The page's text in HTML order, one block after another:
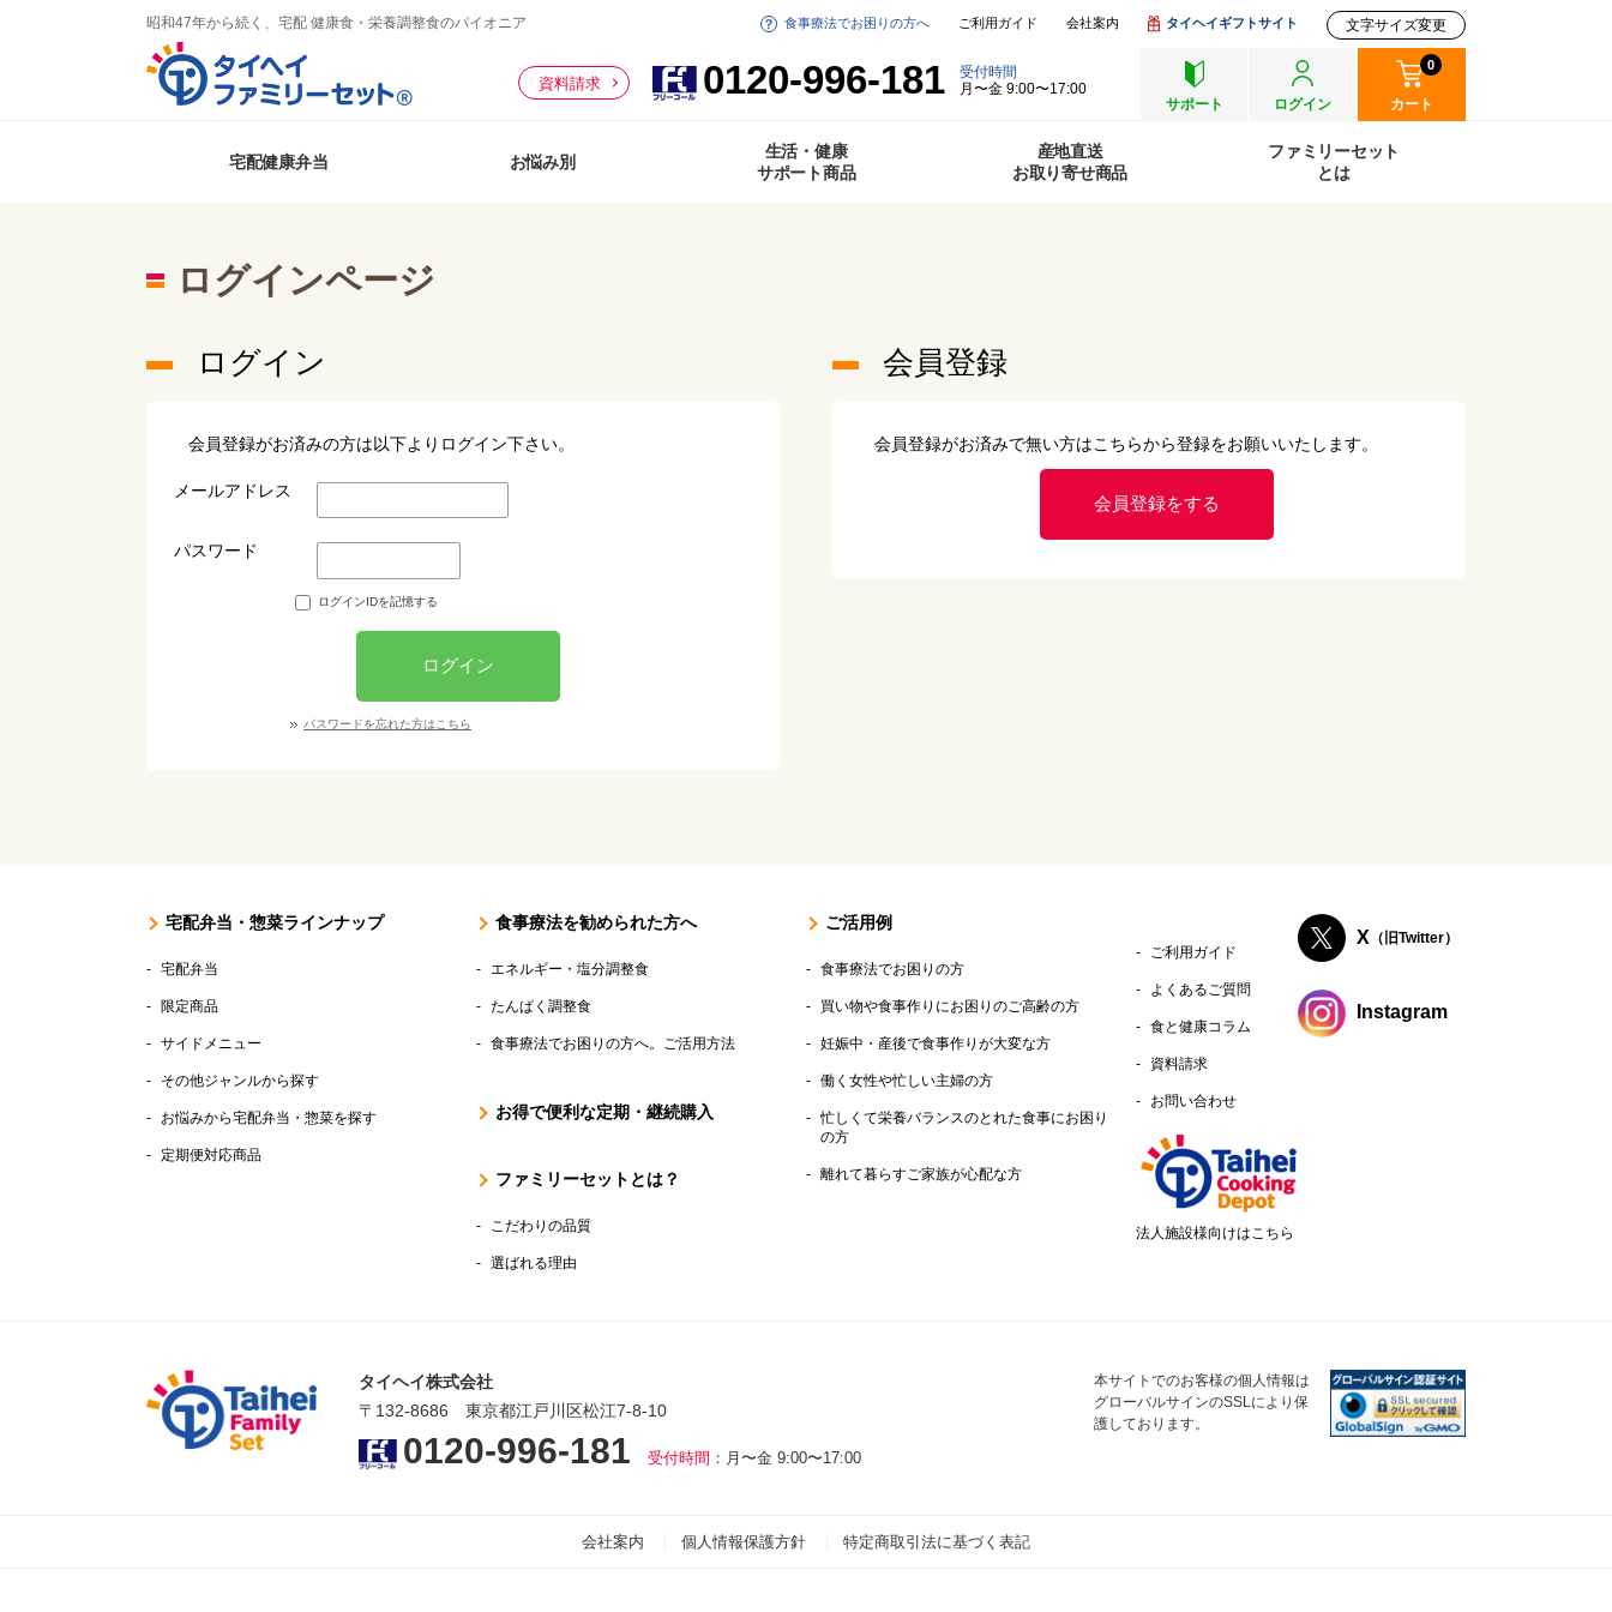
昭和47年から続く、宅配 健康食・栄養調整食のパイオニア
資料請求 0120-996-181
受付時間
月〜金 9:00〜17:00
サポート
ログイン カート
0
食事療法でお困りの方へ ご利用ガイド 会社案内 タイヘイギフトサイト 文字サイズ変更
宅配健康弁当 お悩み別
生活・健康
サポート商品
産地直送
お取り寄せ商品
ファミリーセット
とは
ログインページ
ログイン
会員登録がお済みの方は以下よりログイン下さい。
メールアドレス
パスワード
ログインIDを記憶する
ログイン
パスワードを忘れた方はこちら
会員登録
会員登録がお済みで無い方はこちらから登録をお願いいたします。
会員登録をする
宅配弁当・惣菜ラインナップ
宅配弁当
限定商品
サイドメニュー
その他ジャンルから探す
お悩みから宅配弁当・惣菜を探す
定期便対応商品
食事療法を勧められた方へ
エネルギー・塩分調整食
たんぱく調整食
食事療法でお困りの方へ。ご活用方法
お得で便利な定期・継続購入
ファミリーセットとは？
こだわりの品質
選ばれる理由
ご活用例
食事療法でお困りの方
買い物や食事作りにお困りのご高齢の方
妊娠中・産後で食事作りが大変な方
働く女性や忙しい主婦の方
忙しくて栄養バランスのとれた食事にお困り
の方
離れて暮らすご家族が心配な方
ご利用ガイド
よくあるご質問
食と健康コラム
資料請求
お問い合わせ
法人施設様向けはこちら
X （旧Twitter）
Instagram
タイヘイ株式会社
〒132-8686 東京都江戸川区松江7-8-10
0120-996-181 受付時間 ：月〜金 9:00〜17:00
本サイトでのお客様の個人情報は
グローバルサインのSSLにより保
護しております。
会社案内 個人情報保護方針 特定商取引法に基づく表記